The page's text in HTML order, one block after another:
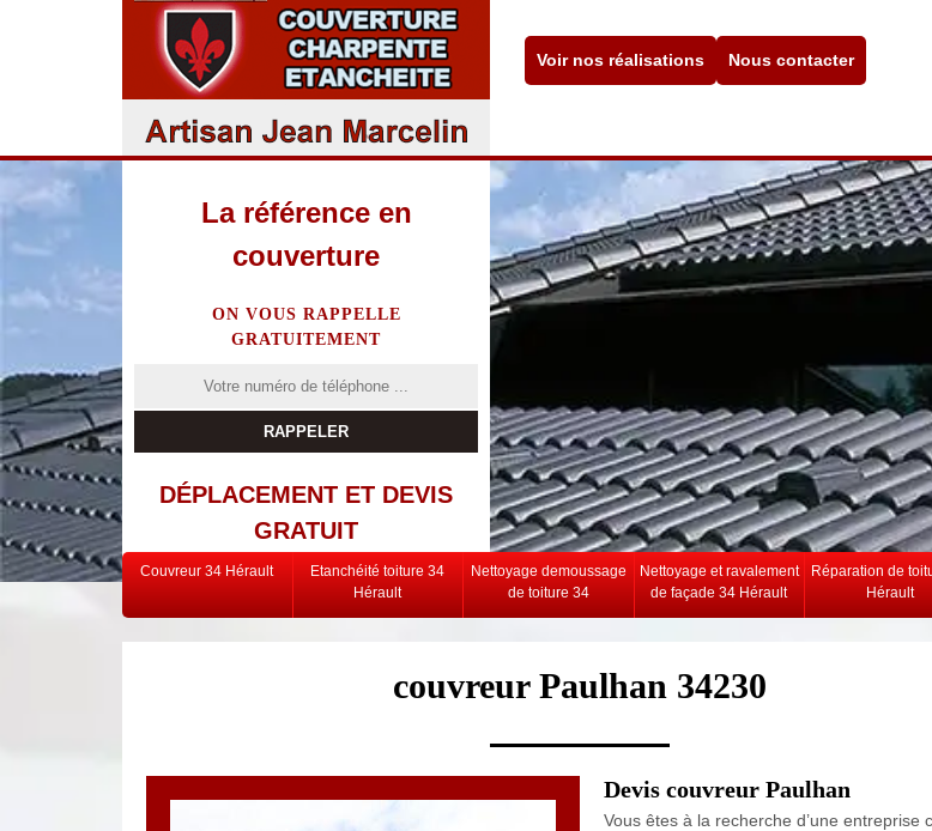
Voir nos réalisations Nous contacter
La référence en
couverture
ON VOUS RAPPELLE
GRATUITEMENT
DÉPLACEMENT ET DEVIS
GRATUIT
Couvreur 34 Hérault
Etanchéité toiture 34
Hérault
Nettoyage demoussage
de toiture 34
Nettoyage et ravalement
de façade 34 Hérault
Réparation de
Hérault
couvreur Paulhan 34230
Devis couvreur Paulhan
Vous êtes à la recherche d’une entreprise